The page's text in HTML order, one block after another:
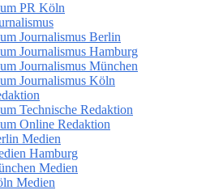
PR Köln
Journalismus Berlin
Journalismus Hamburg
Journalismus München
Journalismus Köln
Technische Redaktion
Online Redaktion
Medien
Hamburg
Medien
Medien